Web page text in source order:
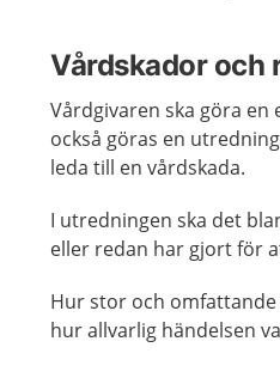
Vårdskador och
Vårdgivaren ska göra en
också göras en
leda till en vårdskada.
I utredningen ska det
eller redan har gjort för
Hur stor och
hur allvarlig händelsen